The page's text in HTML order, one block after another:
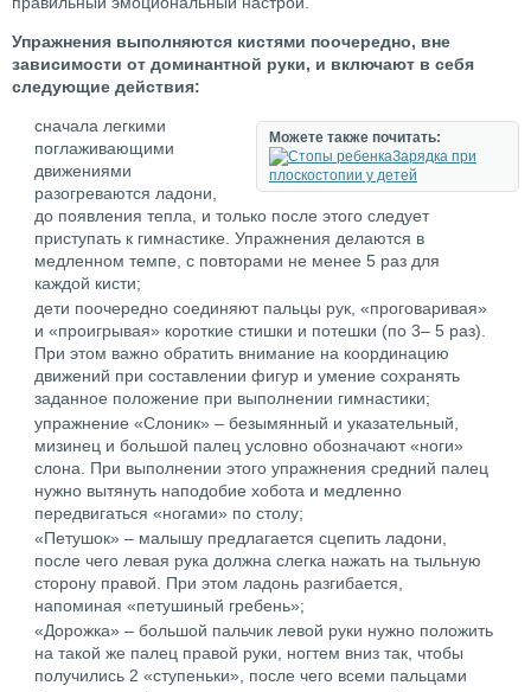
Упражнения выполняются кистями поочередно, вне
зависимости от доминантной руки, и включают в себя
следующие действия:
Можете также почитать:
Зарядка при
плоскостопии у детей
сначала легкими
поглаживающими
движениями
разогреваются ладони,
до появления тепла, и только после этого следует
приступать к гимнастике. Упражнения делаются в
медленном темпе, с повторами не менее 5 раз для
каждой кисти;
дети поочередно соединяют пальцы рук, «проговаривая»
и «проигрывая» короткие стишки и потешки (по 3– 5 раз).
При этом важно обратить внимание на координацию
движений при составлении фигур и умение сохранять
заданное положение при выполнении гимнастики;
упражнение «Слоник» – безымянный и указательный,
мизинец и большой палец условно обозначают «ноги»
слона. При выполнении этого упражнения средний палец
нужно вытянуть наподобие хобота и медленно
передвигаться «ногами» по столу;
«Петушок» – малышу предлагается сцепить ладони,
после чего левая рука должна слегка нажать на тыльную
сторону правой. При этом ладонь разгибается,
напоминая «петушиный гребень»;
«Дорожка» – большой пальчик левой руки нужно положить
на такой же палец правой руки, ногтем вниз так, чтобы
получились 2 «ступеньки», после чего всеми пальцами